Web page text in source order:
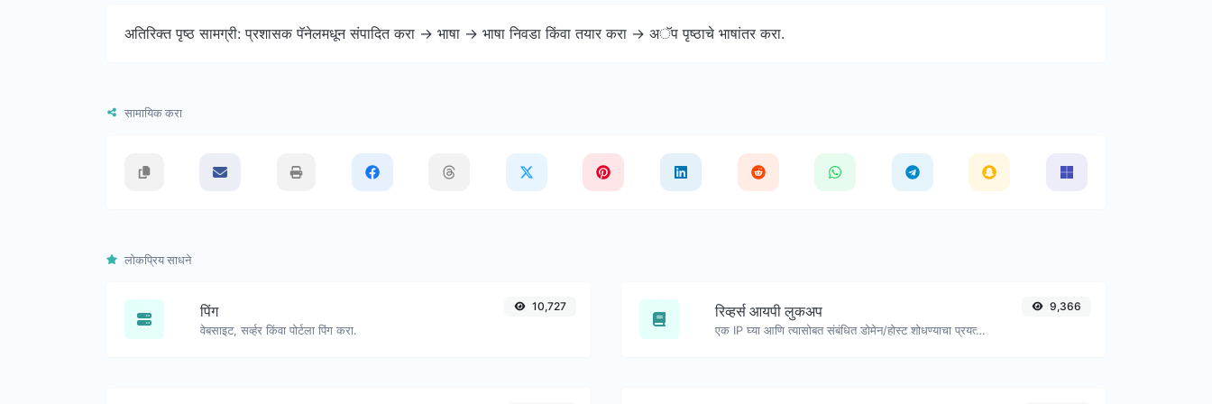
अतिरिक्त पृष्ठ सामग्री: प्रशासक पॅनेलमधून संपादित करा -> भाषा -> भाषा निवडा किंवा तयार करा -> अॅप पृष्ठाचे भाषांतर करा.
सामायिक करा
लोकप्रिय साधने
पिंग
वेबसाइट, सर्व्हर किंवा पोर्टला पिंग करा.
10,727 रिव्हर्स आयपी लुकअप
एक IP घ्या आणि त्यासोबत संबंधित डोमेन/होस्ट शोधण्याचा प्रयत्न करा.
9,366